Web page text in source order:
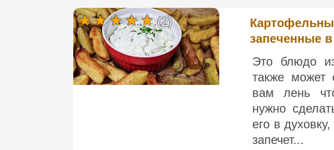
запеченные
Это блюдо
также может
вам лень
нужно
его в
запечет...
(2)